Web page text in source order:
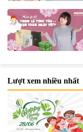
Lượt xem nhiều nhất